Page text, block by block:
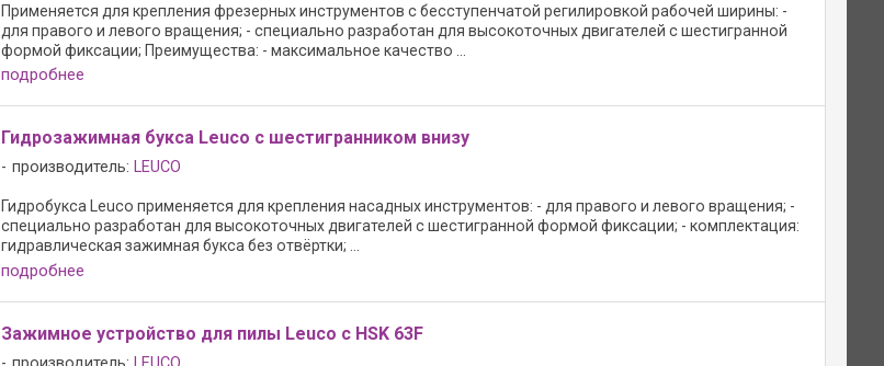
Применяется для крепления фрезерных инструментов с бесступенчатой регилировкой рабочей ширины: -
для правого и левого вращения; - специально разработан для высокоточных двигателей с шестигранной
формой фиксации; Преимущества: - максимальное качество ...
подробнее
Гидрозажимная букса Leuco с шестигранником внизу
производитель: LEUCO
Гидробукса Leuco применяется для крепления насадных инструментов: - для правого и левого вращения; -
специально разработан для высокоточных двигателей с шестигранной формой фиксации; - комплектация:
гидравлическая зажимная букса без отвёртки; ...
подробнее
Зажимное устройство для пилы Leuco с HSK 63F